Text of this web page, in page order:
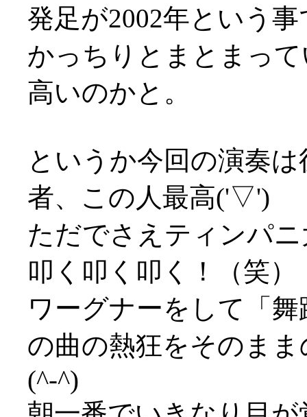
発足が2002年という
かっちりとまとまっ
高いのかと。
というか今回の演奏
者、この人最高('▽')
ただでさえティンパ
叩く叩く叩く！（笑）
ワーグナーをして「
の曲の熱狂をそのま
(^-^)